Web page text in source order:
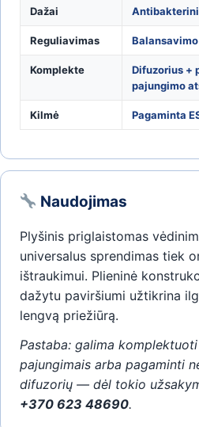
Dažai
Reguliavimas
Komplekte
Difuzorius +
pajungimo
Kilmė Pagaminta
Naudojimas
Plyšinis priglaistomas
universalus sprendimas tiek
ištraukimui. Plieninė
dažytu paviršiumi užtikrina
lengvą priežiūrą.
Pastaba: galima
pajungimais arba pagaminti
difuzorių — dėl tokio
+370 623 48690.